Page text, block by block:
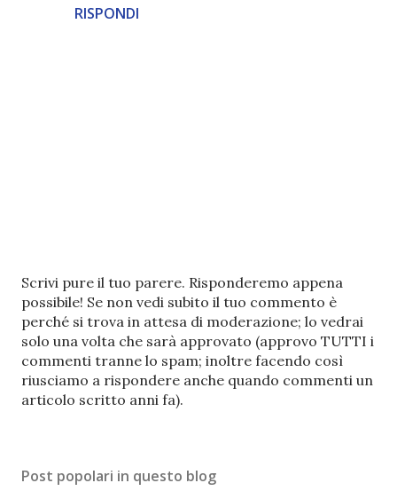
RISPONDI
P
o
s
t
a
u
n
m
Scrivi pure il tuo parere. Risponderemo appena
possibile! Se non vedi subito il tuo commento è
perché si trova in attesa di moderazione; lo vedrai
solo una volta che sarà approvato (approvo TUTTI i
commenti tranne lo spam; inoltre facendo così
riusciamo a rispondere anche quando commenti un
articolo scritto anni fa).
Post popolari in questo blog